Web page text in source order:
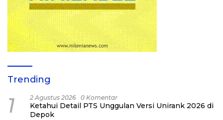
Trending
1 2 Agustus 2026 0 Komentar
Ketahui Detail PTS Unggulan Versi Unirank 2026 di
Depok